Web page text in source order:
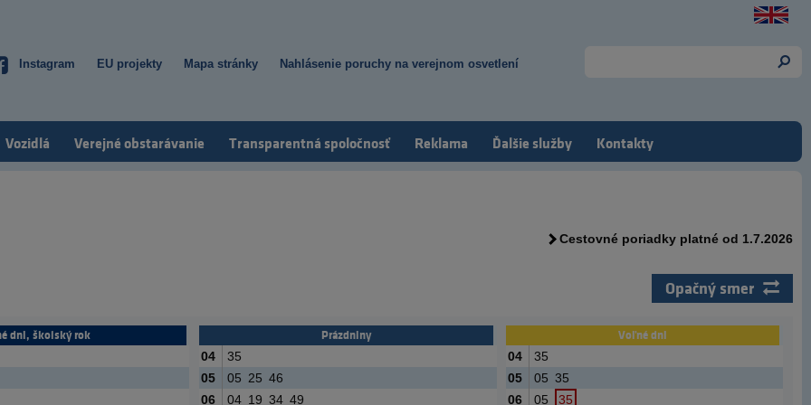
Instagram EU projekty Mapa stránky Nahlásenie poruchy na verejnom osvetlení
Vozidlá Verejné obstarávanie Transparentná spoločnosť Reklama Ďalšie služby Kontakty
Cestovné poriadky platné od 1.7.2026
Opačný smer
dni, školský rok Prázdniny
04
35
05
05 25 46
06
04 19 34 49
Voľné dni
04
35
05
05 35
06
05 35